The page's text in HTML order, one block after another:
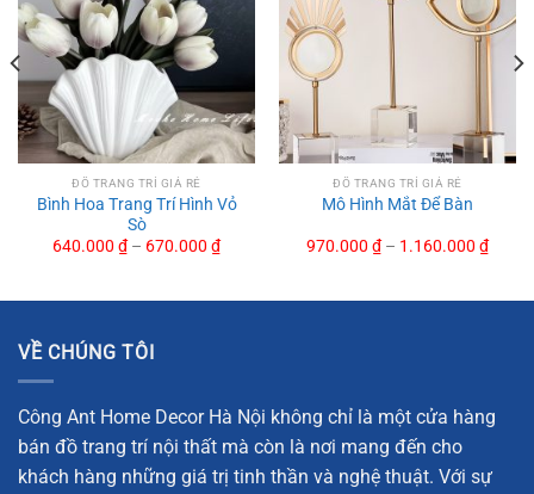
Cánh Lông Vũ Tự Do
Tượng Voi Pha Lê Biển Sâu
Quả Cầu Phúc Lộc
ĐỒ TRANG TRÍ GIÁ RẺ
Bình Hoa Trang Trí Hình Vỏ
Sò
640.000 ₫– 670.000 ₫
ĐỒ TRANG TRÍ GIÁ RẺ
Mô Hình Mắt Để Bàn
970.000 ₫– 1.160.000 ₫
VỀ CHÚNG TÔI
Công Ant Home Decor Hà Nội không chỉ là một cửa hàng
bán đồ trang trí nội thất mà còn là nơi mang đến cho
khách hàng những giá trị tinh thần và nghệ thuật. Với sự